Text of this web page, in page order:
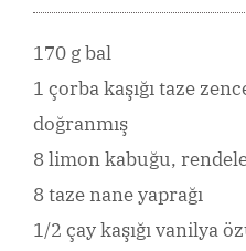
170 g bal
1 çorba kaşığı taze
doğranmış
8 limon kabuğu,
8 taze nane yaprağı
1/2 çay kaşığı vanilya